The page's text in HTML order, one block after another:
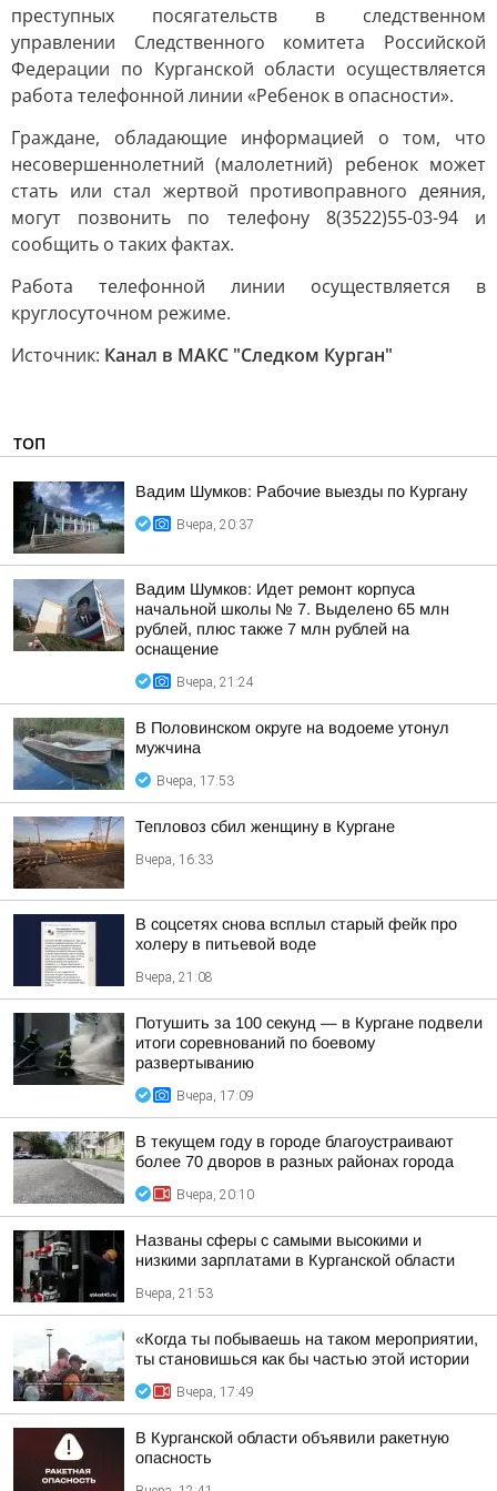
преступных посягательств в следственном
управлении Следственного комитета Российской
Федерации по Курганской области осуществляется
работа телефонной линии «Ребенок в опасности».
Граждане, обладающие информацией о том, что
несовершеннолетний (малолетний) ребенок может
стать или стал жертвой противоправного деяния,
могут позвонить по телефону 8(3522)55-03-94 и
сообщить о таких фактах.
Работа телефонной линии осуществляется в
круглосуточном режиме.
Источник: Канал в МАКС "Следком Курган"
ТОП
Вадим Шумков: Рабочие выезды по Кургану
Вчера, 20:37
Вадим Шумков: Идет ремонт корпуса
начальной школы № 7. Выделено 65 млн
рублей, плюс также 7 млн рублей на
оснащение
Вчера, 21:24
В Половинском округе на водоеме утонул
мужчина
Вчера, 17:53
Тепловоз сбил женщину в Кургане
Вчера, 16:33
В соцсетях снова всплыл старый фейк про
холеру в питьевой воде
Вчера, 21:08
Потушить за 100 секунд — в Кургане подвели
итоги соревнований по боевому
развертыванию
Вчера, 17:09
В текущем году в городе благоустраивают
более 70 дворов в разных районах города
Вчера, 20:10
Названы сферы с самыми высокими и
низкими зарплатами в Курганской области
Вчера, 21:53
«Когда ты побываешь на таком мероприятии,
ты становишься как бы частью этой истории
Вчера, 17:49
В Курганской области объявили ракетную
опасность